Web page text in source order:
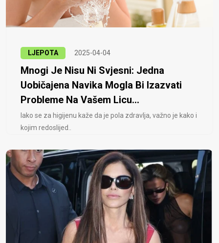
LJEPOTA 2025-04-04
Mnogi Je Nisu Ni Svjesni: Jedna
Uobičajena Navika Mogla Bi Izazvati
Probleme Na Vašem Licu...
Iako se za higijenu kaže da je pola zdravlja, važno je kako i
kojim redoslijed..